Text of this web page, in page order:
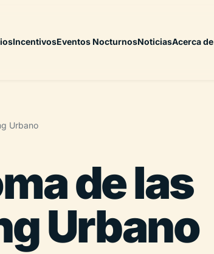
IncentivosEventos NocturnosNoticiasAcerca de
Urbano
de las
Urbano